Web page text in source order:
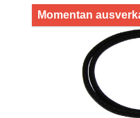
Momentan